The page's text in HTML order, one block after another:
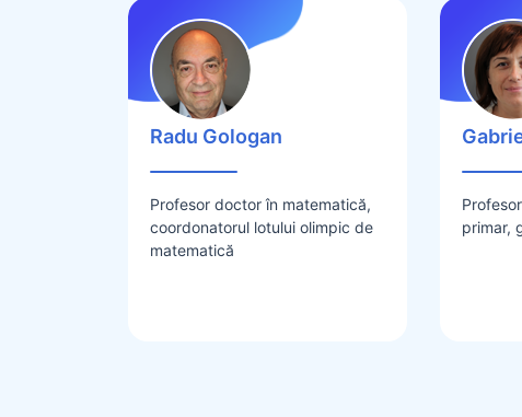
Radu Gologan
Profesor doctor în matematică,
coordonatorul lotului olimpic de
matematică
primar,